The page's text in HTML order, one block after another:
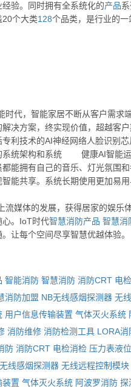
经验。同时拥有全系统化的产品
20个大类128个品类，是行业的一
时代，智能家居不断从客户需求
解决方案，终实现价值，超越客
专利技术的AI神经网络人脸识别
系统架构和系统 健康AI智能运
都能拥有自己的音乐、灯光氛围
能共享。系统长期使用更加易
流媒体的发展，获得居家的娱乐
心。IoT时代智慧消防产品 智慧消
让每个空间尽享智慧优越体验。
智能消防 智慧消防 消防CRT 电
消防加盟 NB无线感烟探测器 无
用户信息传输装置 气体灭火系统
消防维修 消防检测工具 LORA消
防 消防CRT 电检消检 压力表液
线感烟探测器 无线远程控制模块
装置 气体灭火系统 阿波罗消防 探